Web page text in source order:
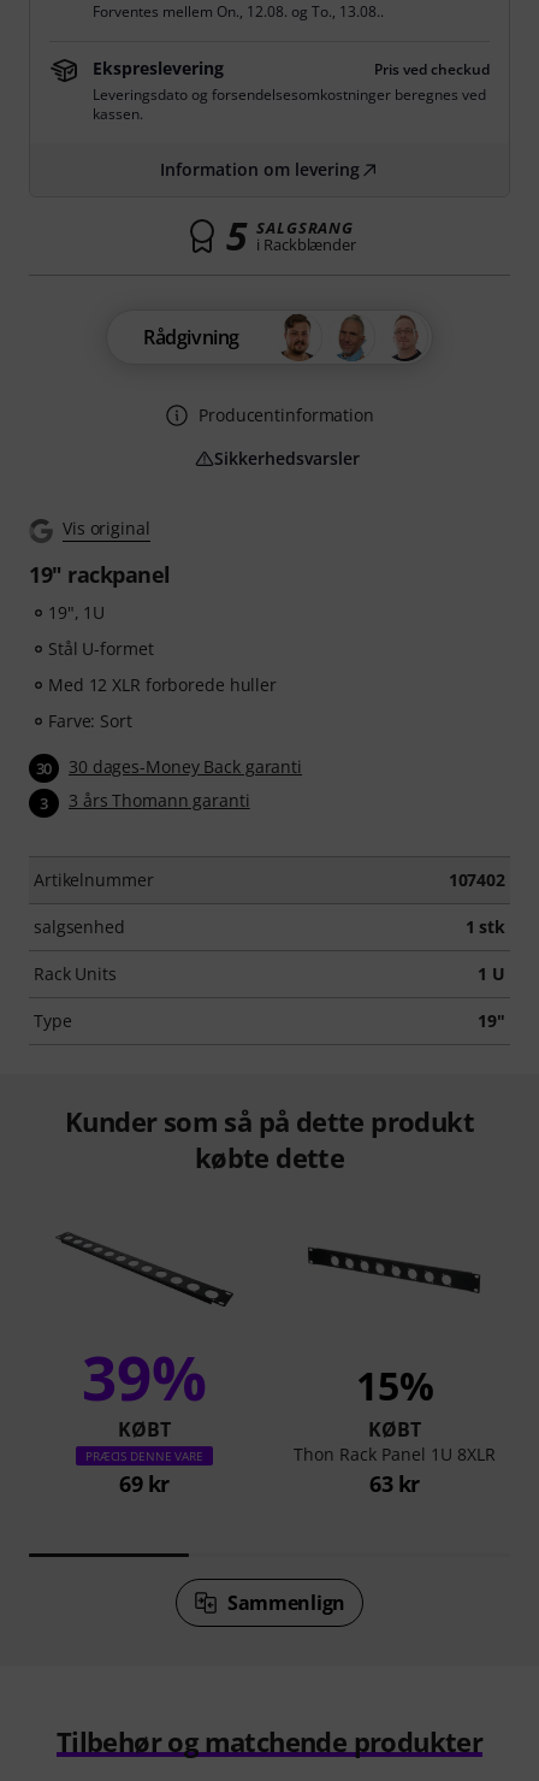
Vis original
19" rackpanel
19", 1U
Stål U-formet
Med 12 XLR forborede huller
Farve: Sort
30 30 dages-Money Back garanti
3 3 års Thomann garanti
Artikelnummer 107402
salgsenhed 1 stk
Rack Units 1 U
Type 19"
Forventes mellem On., 12.08. og To., 13.08..
Ekspreslevering
Pris ved checkud
Leveringsdato og forsendelsesomkostninger beregnes ved
kassen.
Information om levering
5 SALGSRANG
i Rackblænder
Rådgivning
Producentinformation
Sikkerhedsvarsler
Kunder som så på dette produkt
købte dette
39%
KØBT
PRÆCIS DENNE VARE
69 kr
15%
KØBT
Thon Rack Panel 1U 8XLR
63 kr
Sammenlign
Tilbehør og matchende produkter